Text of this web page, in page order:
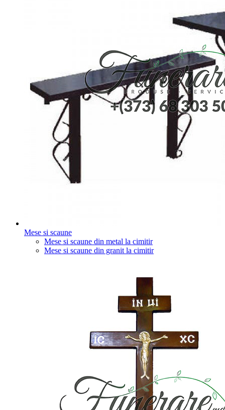
Mese si scaune
Mese si scaune din metal la cimitir
Mese si scaune din granit la cimitir